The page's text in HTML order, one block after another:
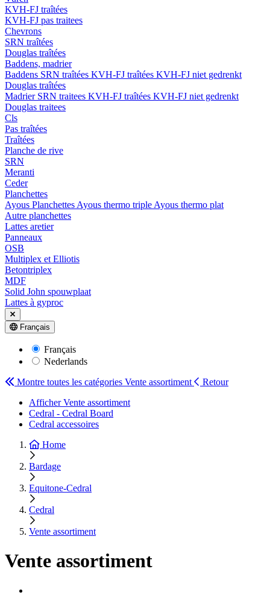
KVH-FJ traîtées
KVH-FJ pas traitees
Chevrons
SRN traîtées
Douglas traîtées
Baddens, madrier
Baddens SRN traîtées KVH-FJ traîtées KVH-FJ niet gedrenkt
Douglas traîtées
Madrier SRN traitees KVH-FJ traîtées KVH-FJ niet gedrenkt
Douglas traitees
Cls
Pas traîtées
Traîtées
Planche de rive
SRN
Meranti
Ceder
Planchettes
Ayous Planchettes Ayous thermo triple Ayous thermo plat
Autre planchettes
Lattes aretier
Panneaux
OSB
Multiplex et Elliotis
Betontriplex
MDF
Solid John spouwplaat
Lattes à gyproc
Français
Français
Nederlands
Montre toutes les catégories Vente assortiment
Retour
Afficher Vente assortiment
Cedral - Cedral Board
Cedral accessoires
Home
Bardage
Equitone-Cedral
Cedral
Vente assortiment
Vente assortiment